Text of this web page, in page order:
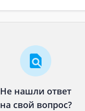
Не нашли ответ
на свой вопрос?